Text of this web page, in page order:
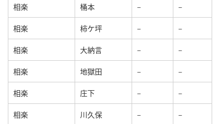
相楽 桶本 – –
相楽 柿ケ坪 – –
相楽 大納言 – –
相楽 地獄田 – –
相楽 庄下 – –
相楽 川久保 – –